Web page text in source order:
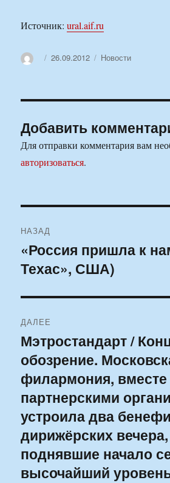
Источник:ural.aif.ru
АвторОпубликовано
26.09.2012 Рубрики
Новости
Добавить
Для отправки комментария вам
авторизоваться.
по
записям
НАЗАД
Предыдущая
запись:
«Россия пришла к
Техас», США)
ДАЛЕЕ
Следующая
запись:
Мэтростандарт /
обозрение.
филармония, вместе
партнерскими
устроила два
дирижёрских
поднявшие начало
высочайший